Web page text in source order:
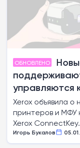
ОБНОВЛЕНО
управляются
Xerox объявила
принтеров и МФУ
Xerox ConnectKey.
Игорь Букалов